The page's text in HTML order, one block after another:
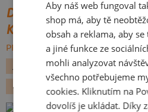
DALŠÍ POTISKY ZE STEJNÉ
KATEGORIE
PROCHÁZET VŠE:
KÁVA VELIKONOCE
KANCELÁŘSKÉ
Aby náš web fungoval
shop má, aby tě
obsah a reklama, aby
a jiné funkce ze
mohli analyzovat
všechno potřebujeme
cookies. Kliknutím na
dovolíš je ukládat. Díky